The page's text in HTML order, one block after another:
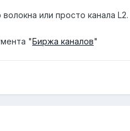
или просто канала L2.
"Биржа каналов"